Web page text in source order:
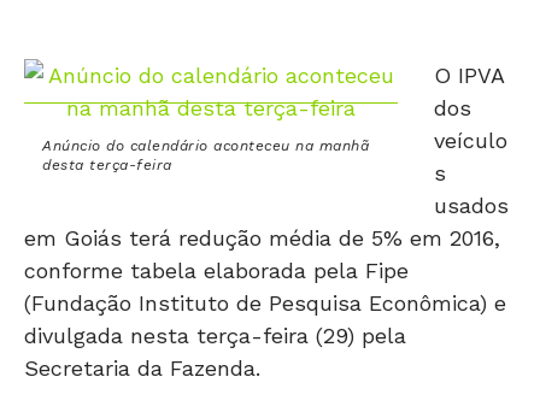
Anúncio do calendário aconteceu na manhã
dos
veículo
s
usados
em Goiás terá redução média de 5% em 2016,
conforme tabela elaborada pela Fipe
(Fundação Instituto de Pesquisa Econômica) e
divulgada nesta terça-feira (29) pela
Secretaria da Fazenda.